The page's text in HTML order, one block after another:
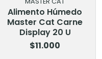
Alimento Húmedo
Master Cat Carne
Display 20 U
$11.000